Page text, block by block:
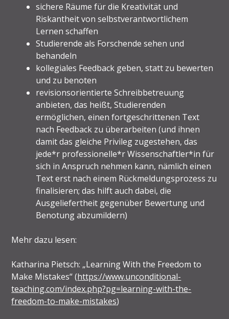
sichere Räume für die Kreativität und
Riskantheit von selbstverantwortlichem
Lernen schaffen
Studierende als Forschende sehen und
behandeln
kollegiales Feedback geben, statt zu bewerten
und zu benoten
revisionsorientierte Schreibbetreuung
anbieten, das heißt, Studierenden
ermöglichen, einen fortgeschrittenen Text
nach Feedback zu überarbeiten (und ihnen
damit das gleiche Privileg zugestehen, das
jede*r professionelle*r Wissenschaftler*in für
sich in Anspruch nehmen kann, nämlich einen
Text erst nach einem Rückmeldungsprozess zu
finalisieren; das hilft auch dabei, die
Ausgeliefertheit gegenüber Bewertung und
Benotung abzumildern)
Mehr dazu lesen:
Katharina Pietsch: „Learning With the Freedom to
Make Mistakes“ (https://www.unconditional-
teaching.com/index.php?pg=learning-with-the-
freedom-to-make-mistakes)